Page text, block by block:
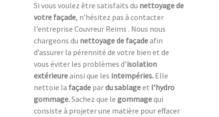
Si vous voulez être satisfaits du nettoyage de
votre façade, n’hésitez pas à contacter
l’entreprise Couvreur Reims . Nous nous
chargeons du nettoyage de façadeafin
d’assurer la pérennité de votre bien et de
vous éviter les problèmes d’isolation
extérieureainsi que les intempéries. Elle
nettoie la façade pardu sablageet l’hydro
gommage.Sachez que le gommagequi
consiste à projeter une matière pour effacer